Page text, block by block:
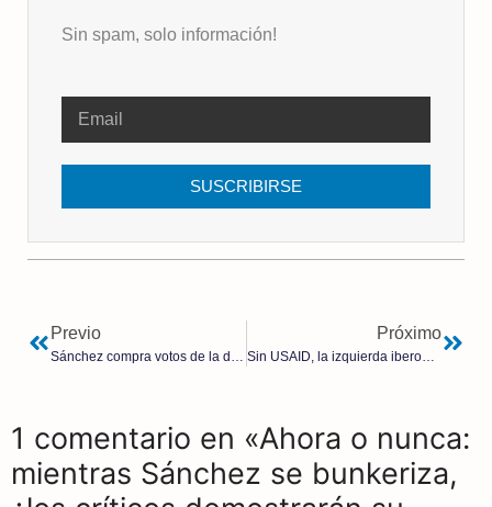
Sin spam, solo información!
SUSCRIBIRSE
Previo Próximo
Sin USAID, la izquierda iberoamericana perdió el control del tablero | Carlos Polo
1 comentario en «Ahora o nunca:
mientras Sánchez se bunkeriza,